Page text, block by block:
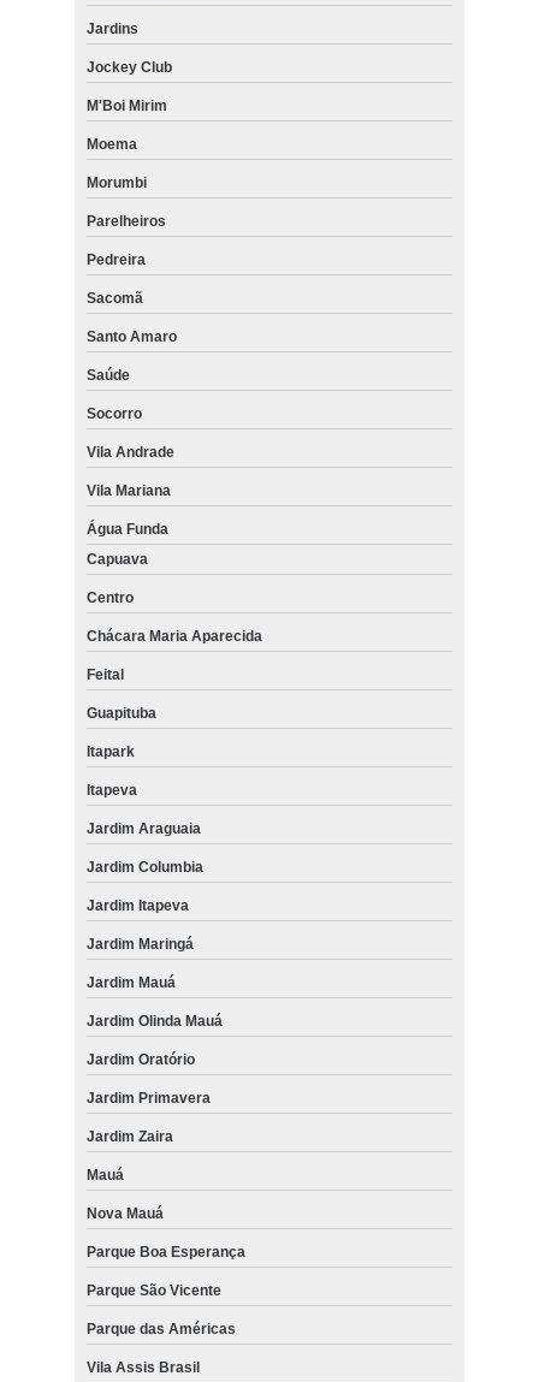
Jardins
Jockey Club
M'Boi Mirim
Moema
Morumbi
Parelheiros
Pedreira
Sacomã
Santo Amaro
Saúde
Socorro
Vila Andrade
Vila Mariana
Água Funda
Capuava
Centro
Chácara Maria Aparecida
Feital
Guapituba
Itapark
Itapeva
Jardim Araguaia
Jardim Columbia
Jardim Itapeva
Jardim Maringá
Jardim Mauá
Jardim Olinda Mauá
Jardim Oratório
Jardim Primavera
Jardim Zaira
Mauá
Nova Mauá
Parque Boa Esperança
Parque São Vicente
Parque das Américas
Vila Assis Brasil